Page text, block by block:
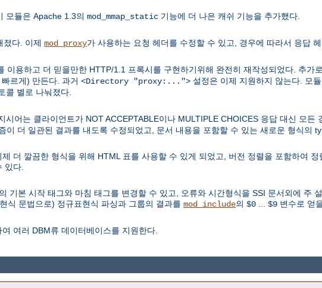
모듈은 Apache 1.3의 mod_mmap_static 기능에 더 나은 캐쉬 기능을 추가했다.
졌다. 이제 mod_proxy가 사용하는 요청 헤더를 수정할 수 있고, 경우에 따라서 응답
이용하고 더 믿을만한 HTTP/1.1 프록시를 구현하기위해 완전히 재작성되었다. 추가
르게) 만든다. 과거 <Directory "proxy:..."> 설정은 이제 지원하지 않는다. 모
콜 별로 나눠졌다.
시어는 클라이언트가 NOT ACCEPTABLE이나 MULTIPLE CHOICES 응답 대신 모든
이 더 일관된 결과를 내도록 수정되었고, 문서 내용을 포함할 수 있는 새로운 형식의
더 깔끔한 형식을 위해 HTML 표를 사용할 수 있게 되었고, 버전 정렬을 포함하여
있다.
기본 시작 태그와 마침 태그를 변경할 수 있고, 오류와 시간형식을 SSI 문서외에 주
식 문법으로) 정규표현식 파싱과 그룹의 결과를 mod_include의 $0 $9 변수로 얻
여러 DBM류 데이터베이스를 지원한다.